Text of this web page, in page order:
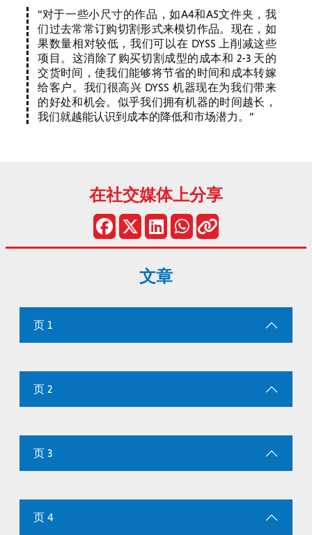
对于一些小尺寸的作品，如A4和A5文件夹，我
们过去常常订购切割形式来模切作品。现在，如
果数量相对较低，我们可以在 DYSS 上削减这些
项目。这消除了购买切割成型的成本和 2-3 天的
交货时间，使我们能够将节省的时间和成本转嫁
给客户。我们很高兴 DYSS 机器现在为我们带来
的好处和机会。似乎我们拥有机器的时间越长，
我们就越能认识到成本的降低和市场潜力。
在社交媒体上分享
文章
页 1
页 2
页 3
页 4